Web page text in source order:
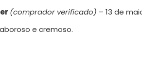
(comprador verificado) – 13 de
e cremoso.